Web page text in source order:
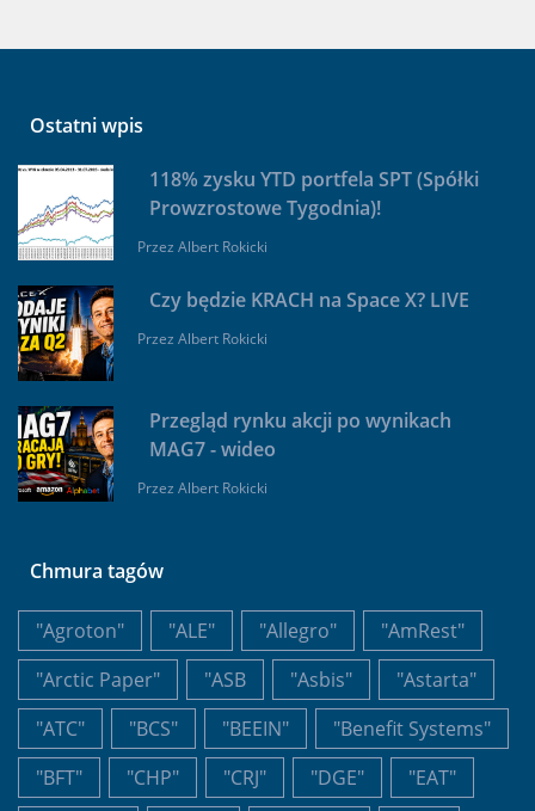
Ostatni wpis
118% zysku YTD portfela SPT (Spółki
Prowzrostowe Tygodnia)!
Przez Albert Rokicki
Czy będzie KRACH na Space X? LIVE
Przez Albert Rokicki
Przegląd rynku akcji po wynikach
MAG7 - wideo
Przez Albert Rokicki
Chmura tagów
"Agroton" "ALE" "Allegro"
"AmRest"
"Arctic Paper"
"ASB "Asbis"
"Astarta"
"ATC"
"BCS" "BEEIN"
"Benefit Systems"
"BFT"
"CHP" "CRJ" "DGE"
"EAT"